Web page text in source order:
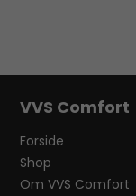
VVS Comfort
Forside
Shop
Om VVS Comfort